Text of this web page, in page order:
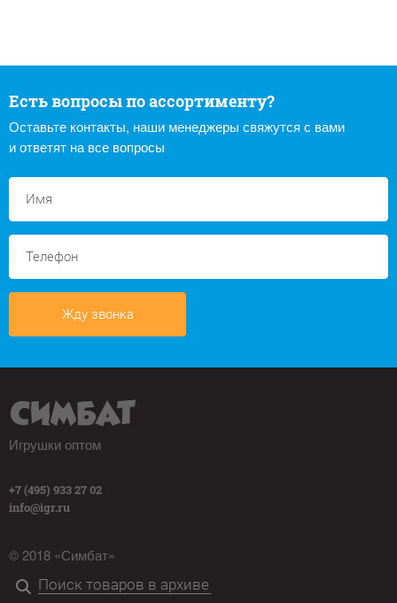
Есть вопросы по ассортименту?
Оставьте контакты, наши менеджеры свяжутся с вами
и ответят на все вопросы
Жду звонка
Игрушки оптом
+7 (495) 933 27 02
info@igr.ru
© 2018 «Симбат»